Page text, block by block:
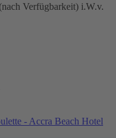
Verfügbarkeit) i.W.v.
- Accra Beach Hotel